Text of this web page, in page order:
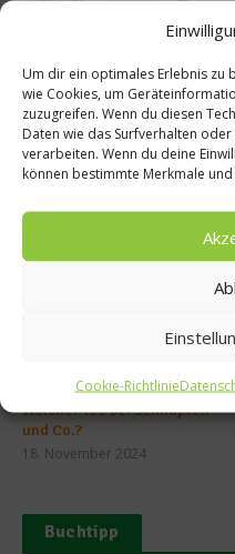
Um dir ein optimales Erlebnis zu
wie Cookies, um
zuzugreifen. Wenn du diesen
Daten wie das Surfverhalten
verarbeiten. Wenn du deine
können bestimmte Merkmale
Cookie-Richtlinie
Ähnliche Beiträge
Welcher Tee bei Schnupfen
und Co.?
18. November 2024
Buchtipp